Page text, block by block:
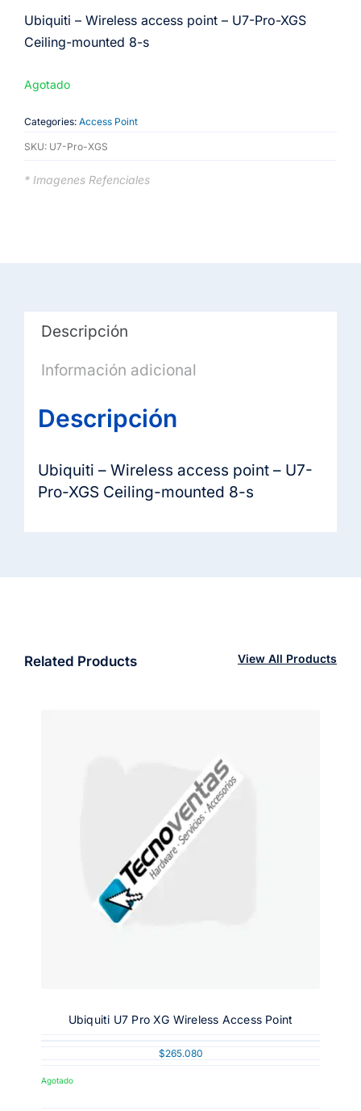
Ubiquiti – Wireless access point – U7-Pro-XGS
Ceiling-mounted 8-s
Agotado
Categories: Access Point
SKU: U7-Pro-XGS
* Imagenes Refenciales
Descripción
Información adicional
Descripción
Ubiquiti – Wireless access point – U7-
Pro-XGS Ceiling-mounted 8-s
Related Products View All Products
Ubiquiti U7 Pro XG Wireless Access Point
$265.080
Agotado